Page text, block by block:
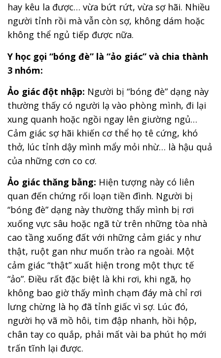
hay kêu la được… vừa bứt rứt, vừa sợ hãi. Nhiều
người tỉnh rồi mà vẫn còn sợ, không dám hoặc
không thể ngủ tiếp được nữa.
Y học gọi “bóng đè” là “ảo giác” và chia thành
3 nhóm:
Ảo giác đột nhập: Người bị “bóng đè” dạng này
thường thấy có người lạ vào phòng mình, đi lại
xung quanh hoặc ngồi ngay lên giường ngủ…
Cảm giác sợ hãi khiến cơ thể họ tê cứng, khó
thở, lúc tỉnh dậy mình mẩy mỏi nhừ… là hậu quả
của những cơn co cơ.
Ảo giác thăng bằng: Hiện tượng này có liên
quan đến chứng rối loạn tiền đình. Người bị
“bóng đè” dạng này thường thấy mình bị rơi
xuống vực sâu hoặc ngã từ trên những tòa nhà
cao tầng xuống đất với những cảm giác y như
thật, ruột gan như muốn trào ra ngoài. Một
cảm giác “thật” xuất hiện trong một thực tế
“ảo”. Điều rất đặc biệt là khi rơi, khi ngã, họ
không bao giờ thấy mình chạm đáy mà chỉ rơi
lưng chừng là họ đã tỉnh giấc vì sợ. Lúc đó,
người họ vã mồ hôi, tim đập nhanh, hồi hộp,
chân tay co quắp, phải mất vài ba phút họ mới
trấn tĩnh lại được.